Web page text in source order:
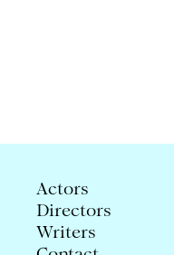
Actors
Directors
Writers